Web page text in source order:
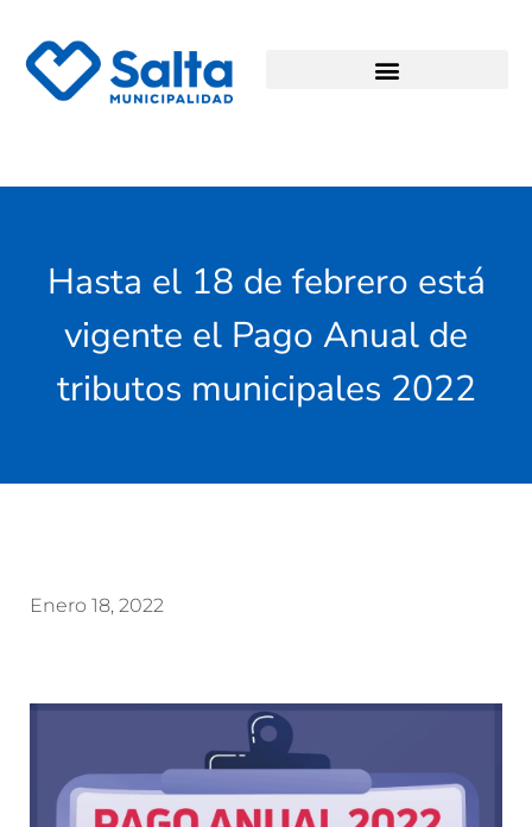
Hasta el 18 de febrero está
vigente el Pago Anual de
tributos municipales 2022
Enero 18, 2022